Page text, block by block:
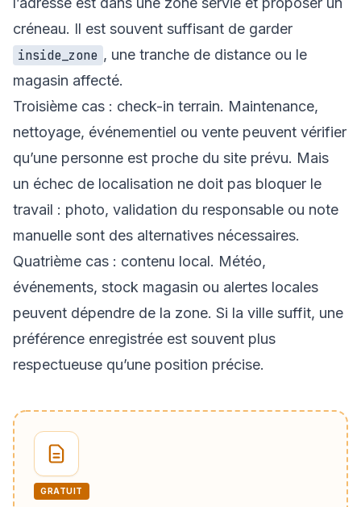
créneau. Il est souvent suffisant de garder
inside_zone , une tranche de distance ou le
magasin affecté.
Troisième cas : check-in terrain. Maintenance,
nettoyage, événementiel ou vente peuvent vérifier
qu’une personne est proche du site prévu. Mais
un échec de localisation ne doit pas bloquer le
travail : photo, validation du responsable ou note
manuelle sont des alternatives nécessaires.
Quatrième cas : contenu local. Météo,
événements, stock magasin ou alertes locales
peuvent dépendre de la zone. Si la ville suffit, une
préférence enregistrée est souvent plus
respectueuse qu’une position précise.
GRATUIT